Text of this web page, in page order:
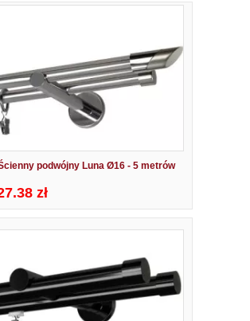
podwójny Luna Ø16 - 5 metrów
zł